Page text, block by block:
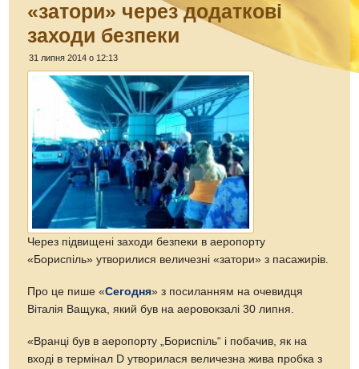
«затори» через додаткові
заходи безпеки
31 липня 2014 о 12:13
Через підвищені заходи безпеки в аеропорту
«Бориспіль» утворилися величезні «затори» з пасажирів.
Про це пише «Сегодня» з посиланням на очевидця
Віталія Ващука, який був на аеровокзалі 30 липня.
«Вранці був в аеропорту „Бориспіль“ і побачив, як на
вході в термінал D утворилася величезна жива пробка з